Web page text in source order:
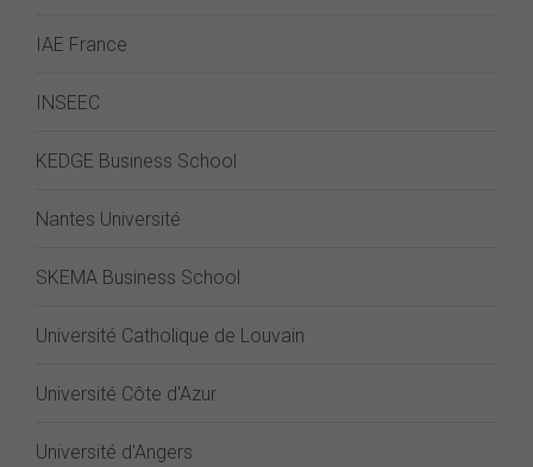
IAE France
INSEEC
KEDGE Business School
Nantes Université
SKEMA Business School
Université Catholique de Louvain
Université Côte d'Azur
Université d'Angers